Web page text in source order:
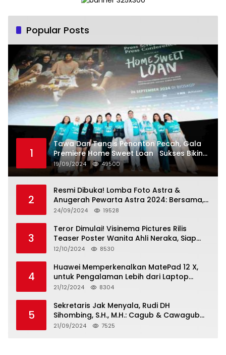
Popular Posts
1
Tawa Dan Tangis Penonton Pecah, Gala
Premiere Home Sweet Loan Sukses Bikin
Penonton Lihat Diri Sendiri di Layar
19/09/2024 49500
2
Resmi Dibuka! Lomba Foto Astra &
Anugerah Pewarta Astra 2024: Bersama,
Berkarya, Berkelanjutan
24/09/2024 19528
3
Teror Dimulai! Visinema Pictures Rilis
Teaser Poster Wanita Ahli Neraka, Siap
Tayang di Bioskop 14 November 2024
12/10/2024 8530
4
Huawei Memperkenalkan MatePad 12 X,
untuk Pengalaman Lebih dari Laptop
dengan Layar Ultra Bright dan Desain
Standar Baru untuk Produktivitas di Mana
Saja
21/12/2024 8304
5
Sekretaris Jak Menyala, Rudi DH
Sihombing, S.H., M.H.: Cagub & Cawagub
DKI Jakarta Pramono Anung dan Rano
21/09/2024 7525